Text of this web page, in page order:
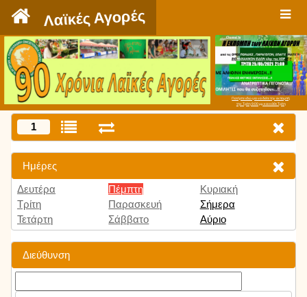
Λαϊκές Αγορές
Πατήστε εδώ για να δείτε την εκπομπή
την Τρίτη 9:00 μμ και κάθε Τρίτη
1
Ημέρες
Δευτέρα
Τρίτη
Τετάρτη
Πέμπτη
Παρασκευή
Σάββατο
Κυριακή
Σήμερα
Αύριο
Διεύθυνση